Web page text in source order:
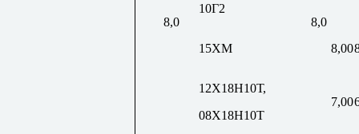
8,0 8,0
10Г2
15ХМ 8,00
12Х18Н10Т,
08Х18Н10Т
7,00